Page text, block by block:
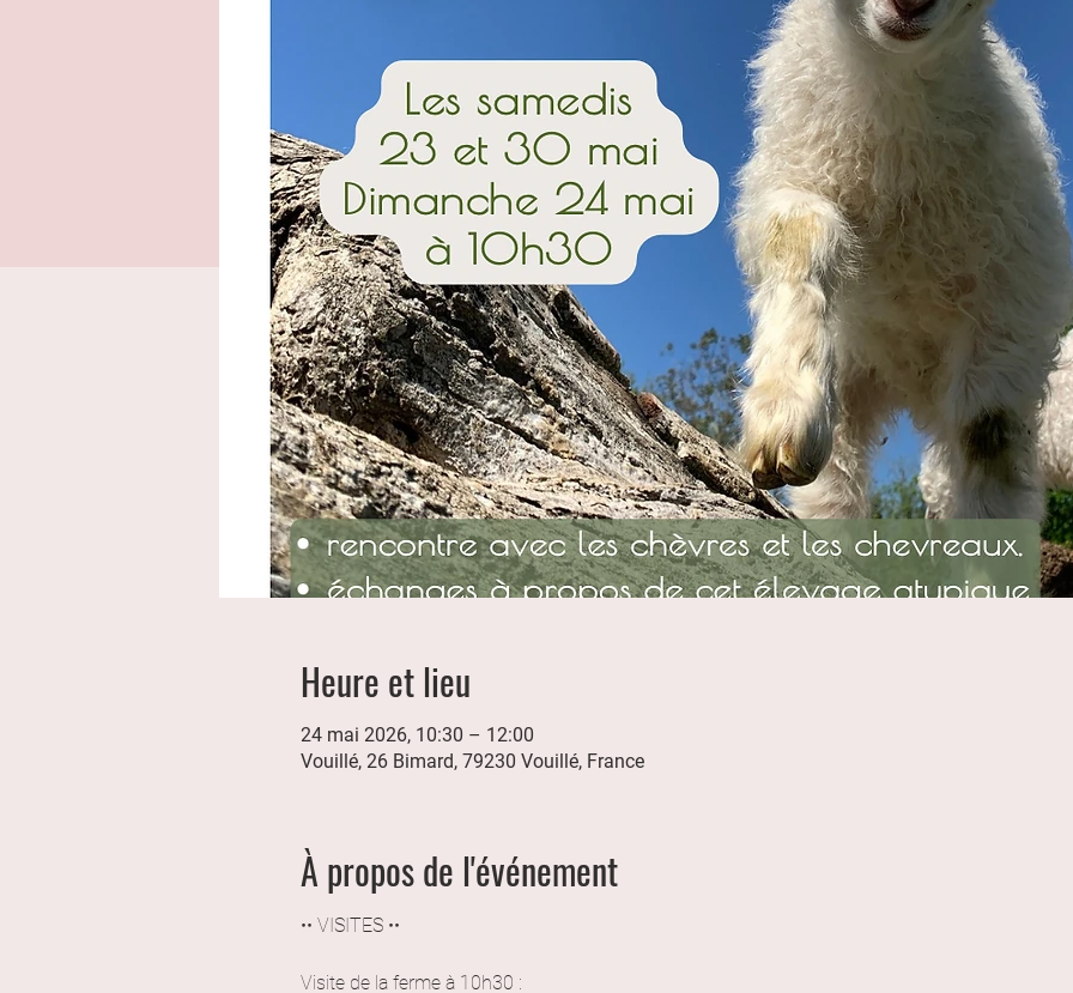
Heure et lieu
24 mai 2026, 10:30 – 12:00
Vouillé, 26 Bimard, 79230 Vouillé, France
À propos de l'événement
•• VISITES ••
Visite de la ferme à 10h30 :